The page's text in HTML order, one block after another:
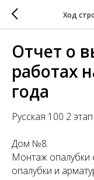
Ход
Отчет о
работах
года
Русская 100 2
Дом №8.
Монтаж опалубки
опалубки и